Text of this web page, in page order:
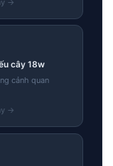
cây 18w
cảnh quan